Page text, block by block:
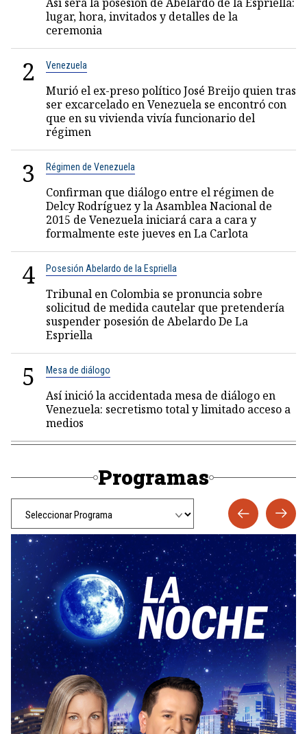
lugar, hora, invitados y detalles de la
ceremonia
2 Venezuela
Murió el ex-preso político José Breijo quien tras
ser excarcelado en Venezuela se encontró con
que en su vivienda vivía funcionario del
régimen
3 Régimen de Venezuela
Confirman que diálogo entre el régimen de
Delcy Rodríguez y la Asamblea Nacional de
2015 de Venezuela iniciará cara a cara y
formalmente este jueves en La Carlota
4 Posesión Abelardo de la Espriella
Tribunal en Colombia se pronuncia sobre
solicitud de medida cautelar que pretendería
suspender posesión de Abelardo De La
Espriella
5 Mesa de diálogo
Así inició la accidentada mesa de diálogo en
Venezuela: secretismo total y limitado acceso a
medios
Programas